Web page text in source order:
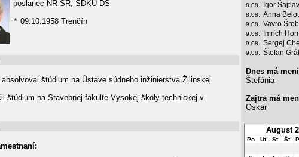
poslanec NR SR, SDKÚ-DS
* 09.10.1958 Trenčín
absolvoval štúdium na Ústave súdneho inžinierstva Žilinskej
štúdium na Stavebnej fakulte Vysokej školy technickej v
8.08. Igor
8.08. Anna
9.08. Vavro
9.08. Imrich
9.08. Sergej
9.08. Štefan Gráf
Dnes má
Štefánia
Zajtra má
Oskar
August
Po Ut St Št